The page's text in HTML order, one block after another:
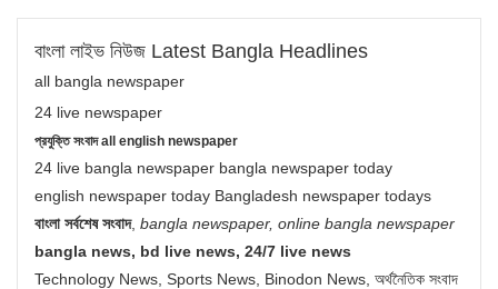
বাংলা লাইভ নিউজ Latest Bangla Headlines
all bangla newspaper
24 live newspaper
প্রযুক্তি সংবাদ all english newspaper
24 live bangla newspaper bangla newspaper today
english newspaper today Bangladesh newspaper todays
বাংলা সর্বশেষ সংবাদ, bangla newspaper, online bangla newspaper
bangla news, bd live news, 24/7 live news
Technology News, Sports News, Binodon News, অর্থনৈতিক সংবাদ